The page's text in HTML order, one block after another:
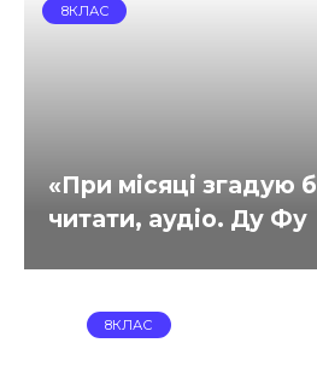
8КЛАС
«При місяці згадую
читати, аудіо. Ду Фу
8КЛАС